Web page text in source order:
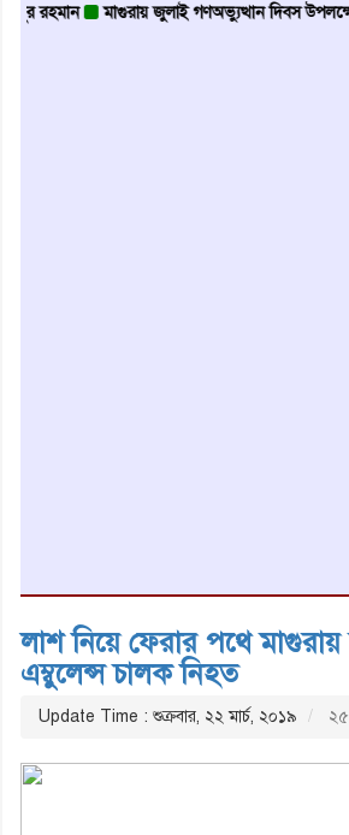
মাগুরায় জুলাই গণঅভ্যুত্থান দিবস উপলক্ষে স্মৃতি
লাশ নিয়ে ফেরার পথে
এম্বুলেন্স চালক নিহত
Update Time : শুক্রবার, ২২ মার্চ, ২০১৯